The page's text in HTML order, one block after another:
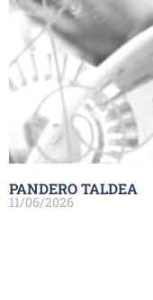
PANDERO TALDEA
11/06/2026